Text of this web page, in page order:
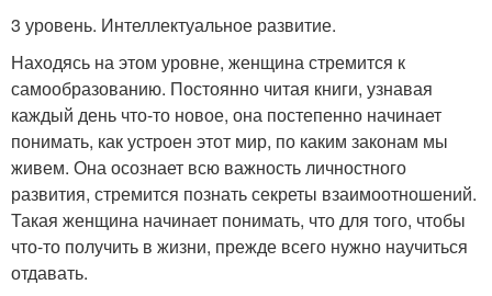
3 уровень. Интеллектуальное развитие.
Находясь на этом уровне, женщина стремится к
самообразованию. Постоянно читая книги, узнавая
каждый день что-то новое, она постепенно начинает
понимать, как устроен этот мир, по каким законам мы
живем. Она осознает всю важность личностного
развития, стремится познать секреты взаимоотношений.
Такая женщина начинает понимать, что для того, чтобы
что-то получить в жизни, прежде всего нужно научиться
отдавать.